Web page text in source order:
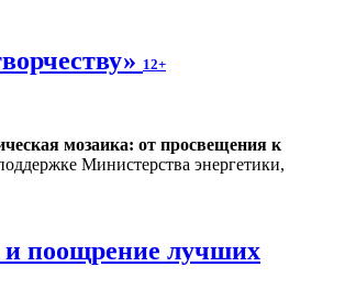
12+
мозаика: от просвещения к
Министерства энергетики,
и поощрение лучших